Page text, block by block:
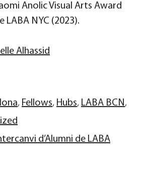
Anolic Visual Arts Award
LABA NYC (2023).
Alhassid
, Fellows, Hubs, LABA BCN ,
d’Alumni de LABA